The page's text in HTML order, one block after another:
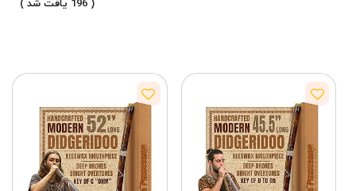
( 196 یافت شد )